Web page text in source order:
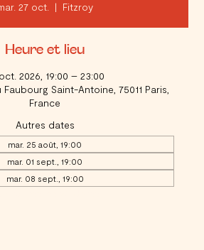
27 oct.
  |
Fitzroy
Heure et lieu
2026, 19:00 – 23:00
Saint-Antoine, 75011 Paris,
France
Autres dates
mar. 25 août, 19:00
mar. 01 sept., 19:00
mar. 08 sept., 19:00